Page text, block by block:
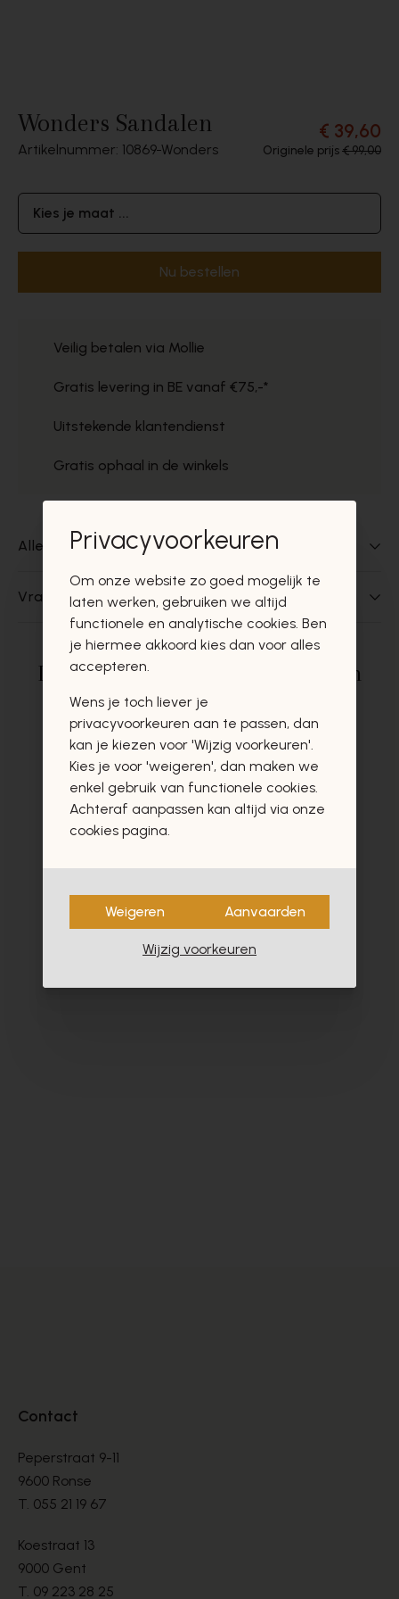
Wonders Sandalen
Artikelnummer: 10869 Wonders
€ 39,60
Originele prijs€ 99,00
Kies je maat ...
Nu bestellen
Veilig betalen via Mollie
Gratis levering in BE vanaf €75,-*
Uitstekende klantendienst
Gratis ophaal in de winkels
Alles over dit product
Vragen over dit product?
Deze producten zullen u zeker en
vast ook interesseren
- 30%
Contact
Peperstraat 9-11
9600 Ronse
T. 055 21 19 67
Koestraat 13
9000 Gent
T. 09 223 28 25
Privacyvoorkeuren
Om onze website zo goed mogelijk te
laten werken, gebruiken we altijd
functionele en analytische cookies. Ben
je hiermee akkoord kies dan voor alles
accepteren.
Wens je toch liever je
privacyvoorkeuren aan te passen, dan
kan je kiezen voor 'Wijzig voorkeuren'.
Kies je voor 'weigeren', dan maken we
enkel gebruik van functionele cookies.
Achteraf aanpassen kan altijd via onze
cookies pagina.
Weigeren Aanvaarden
Wijzig voorkeuren